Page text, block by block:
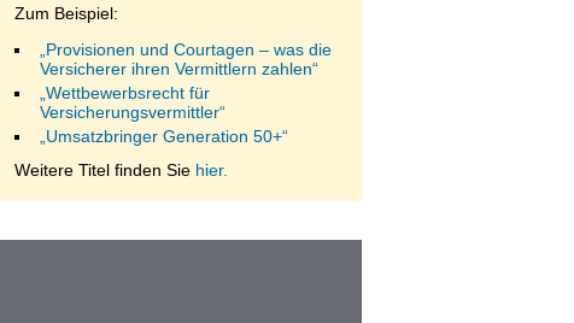
Zum Beispiel:
„Provisionen und Courtagen – was die
Versicherer ihren Vermittlern zahlen“
„Wettbewerbsrecht für
Versicherungsvermittler“
„Umsatzbringer Generation 50+“
Weitere Titel finden Sie hier.